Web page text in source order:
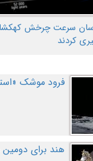
سرعت چرخش
کردند
فرود موشک
هند برای